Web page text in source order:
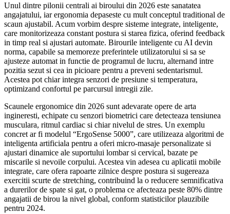
Unul dintre pilonii centrali ai biroului din 2026 este sanatatea
angajatului, iar ergonomia depaseste cu mult conceptul traditional de
scaun ajustabil. Acum vorbim despre sisteme integrate, inteligente,
care monitorizeaza constant postura si starea fizica, oferind feedback
in timp real si ajustari automate. Birourile inteligente cu AI devin
norma, capabile sa memoreze preferintele utilizatorului si sa se
ajusteze automat in functie de programul de lucru, alternand intre
pozitia sezut si cea in picioare pentru a preveni sedentarismul.
Acestea pot chiar integra senzori de presiune si temperatura,
optimizand confortul pe parcursul intregii zile.
Scaunele ergonomice din 2026 sunt adevarate opere de arta
ingineresti, echipate cu senzori biometrici care detecteaza tensiunea
musculara, ritmul cardiac si chiar nivelul de stres. Un exemplu
concret ar fi modelul “ErgoSense 5000”, care utilizeaza algoritmi de
inteligenta artificiala pentru a oferi micro-masaje personalizate si
ajustari dinamice ale suportului lombar si cervical, bazate pe
miscarile si nevoile corpului. Acestea vin adesea cu aplicatii mobile
integrate, care ofera rapoarte zilnice despre postura si sugereaza
exercitii scurte de stretching, contribuind la o reducere semnificativa
a durerilor de spate si gat, o problema ce afecteaza peste 80% dintre
angajatii de birou la nivel global, conform statisticilor plauzibile
pentru 2024.